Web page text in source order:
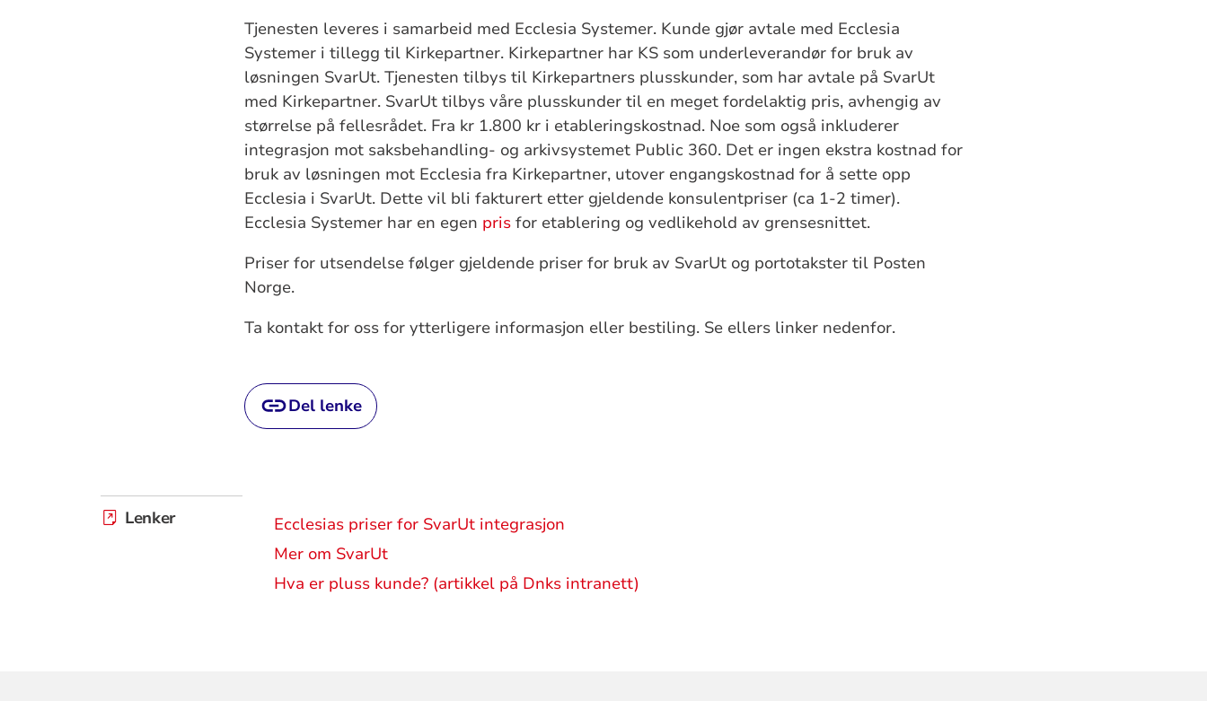
Tjenesten leveres i samarbeid med Ecclesia Systemer. Kunde gjør avtale med Ecclesia
Systemer i tillegg til Kirkepartner. Kirkepartner har KS som underleverandør for bruk av
løsningen SvarUt. Tjenesten tilbys til Kirkepartners plusskunder, som har avtale på SvarUt
med Kirkepartner. SvarUt tilbys våre plusskunder til en meget fordelaktig pris, avhengig av
størrelse på fellesrådet. Fra kr 1.800 kr i etableringskostnad. Noe som også inkluderer
integrasjon mot saksbehandling- og arkivsystemet Public 360. Det er ingen ekstra kostnad for
bruk av løsningen mot Ecclesia fra Kirkepartner, utover engangskostnad for å sette opp
Ecclesia i SvarUt. Dette vil bli fakturert etter gjeldende konsulentpriser (ca 1-2 timer).
Ecclesia Systemer har en egen pris for etablering og vedlikehold av grensesnittet.
Priser for utsendelse følger gjeldende priser for bruk av SvarUt og portotakster til Posten
Norge.
Ta kontakt for oss for ytterligere informasjon eller bestiling. Se ellers linker nedenfor.
Del lenke
Lenker
Ecclesias priser for SvarUt integrasjon
Mer om SvarUt
Hva er pluss kunde? (artikkel på Dnks intranett)